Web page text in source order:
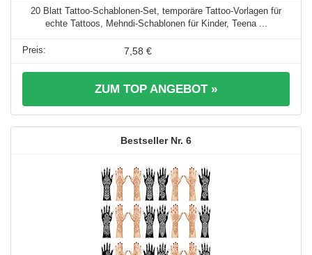
20 Blatt Tattoo-Schablonen-Set, temporäre Tattoo-Vorlagen für
echte Tattoos, Mehndi-Schablonen für Kinder, Teena ...
7,58 €
ZUM TOP ANGEBOT »
6